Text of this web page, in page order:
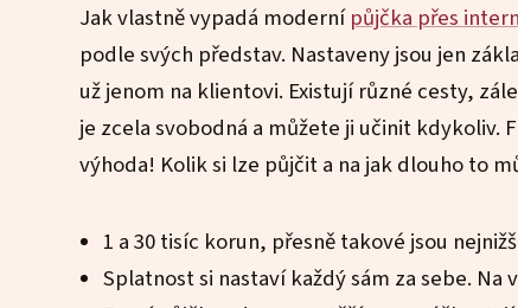
Jak vlastně vypadá modernípůjčka přes
podle svých představ. Nastaveny jsou jen
už jenom na klientovi. Existují různé cesty,
je zcela svobodná a můžete ji učinit
výhoda! Kolik si lze půjčit a na jak dlouho to
1 a 30 tisíc korun, přesně takové jsou
Splatnost si nastaví každý sám za sebe. Na